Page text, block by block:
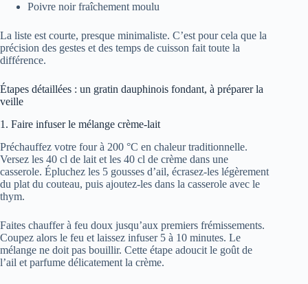
Poivre noir fraîchement moulu
La liste est courte, presque minimaliste. C’est pour cela que la
précision des gestes et des temps de cuisson fait toute la
différence.
Étapes détaillées : un gratin dauphinois fondant, à préparer la
veille
1. Faire infuser le mélange crème-lait
Préchauffez votre four à 200 °C en chaleur traditionnelle.
Versez les 40 cl de lait et les 40 cl de crème dans une
casserole. Épluchez les 5 gousses d’ail, écrasez-les légèrement
du plat du couteau, puis ajoutez-les dans la casserole avec le
thym.
Faites chauffer à feu doux jusqu’aux premiers frémissements.
Coupez alors le feu et laissez infuser 5 à 10 minutes. Le
mélange ne doit pas bouillir. Cette étape adoucit le goût de
l’ail et parfume délicatement la crème.